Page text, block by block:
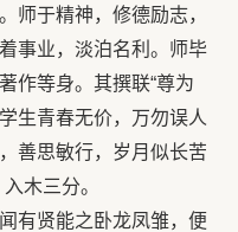
师于精神，修德励志，
事业，淡泊名利。师毕
作等身。其撰联“尊为
生青春无价，万勿误人
善思敏行，岁月似长苦
木三分。
有贤能之卧龙凤雏，便